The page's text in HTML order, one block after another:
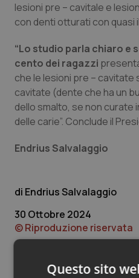
Valle D’Aosta
Oncodermatologia
Oncologia &
Psoriasi & pelle
Quotidiano Oncologia
Quotidiano Pediatria
Rene & patologie
lesioni pre – cavitale e
con denti otturati con quasi
“Lo studio parla chiaro e
cento dei ragazzi
che le lesioni pre – cavitate
cavitate (dente che ha un
dello smalto, se non curate
delle carie”. Conclude il
Endrius Salvalaggio
Endrius Salvalaggio
30 Ottobre 2024
© Riproduzione riservata
Questo sito